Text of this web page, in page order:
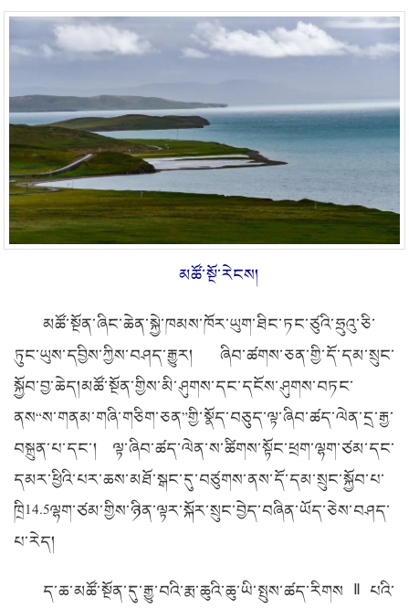
མཚོ་སྔོ་རེངས།
མཚོ་སྔོན་ཞིང་ཆེན་སྐྱེ་ཁམས་ཁོར་ཡུག་ཐིང་ཏང་ཙུའི་ཧྲུའུ་ཅི་
ཏུང་ཡུས་དབྱིས་ཀྱིས་བཤད་རྒྱུར། ཞིབ་ཚགས་ཅན་གྱི་དོ་དམ་སྲུང་
སྐྱོབ་བྱ་ཆེད།མཚོ་སྔོན་གྱིས་མི་ཤུགས་དང་དངོས་ཤུགས་བཏང་
ནས“ས་གནམ་གཞི་གཅིག་ཅན”གྱི་སྣོད་བཅུད་ལྟ་ཞིབ་ཚད་ལེན་དྲ་རྒྱ་
བསྐྲུན་པ་དང་། ལྟ་ཞིབ་ཚད་ལེན་ས་ཚིགས་སྟོང་ཕྲག་ལྷག་ཙམ་དང་
དམར་ཕྱིའི་པར་ཆས་མཐོ་སྒང་དུ་བཙུགས་ནས་དོ་དམ་སྲུང་སྐྱོབ་པ་
ཁྲི14.5ལྷག་ཙམ་གྱིས་ཉིན་ལྟར་སྐོར་སྲུང་བྱེད་བཞིན་ཡོད་ཅེས་བཤད་
པ་རེད།
ད་ཆ་མཚོ་སྔོན་དུ་རྒྱུ་བའི་རྨ་ཆུའི་ཆུ་ཡི་སྤུས་ཚད་རིགས Ⅱ པའི་